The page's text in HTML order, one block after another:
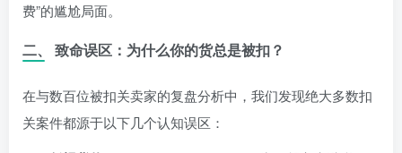
费”的尴尬局面。
二、 致命误区：为什么你的货总是被扣？
在与数百位被扣关卖家的复盘分析中，我们发现绝大多数扣
关案件都源于以下几个认知误区：